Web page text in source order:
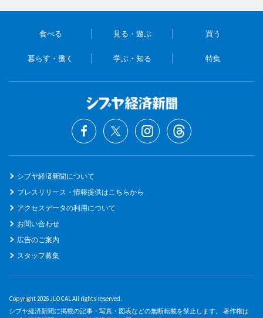
食べる 見る・遊ぶ 買う
暮らす・働く 学ぶ・知る 特集
シブヤ経済新聞について
プレスリリース・情報提供はこちらから
アクセスデータの利用について
お問い合わせ
広告のご案内
スタッフ募集
Copyright 2026 JLOCAL All rights reserved.
シブヤ経済新聞に掲載の記事・写真・図表などの無断転載を禁止します。 著作権は